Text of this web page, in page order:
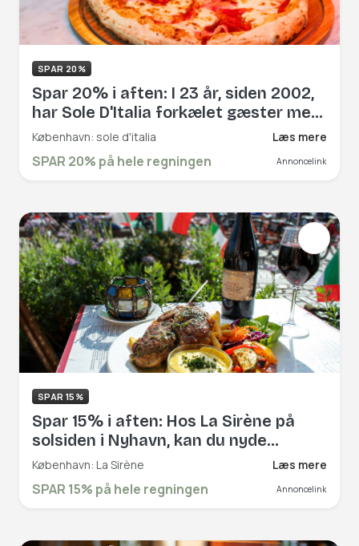
SPAR 20%
Spar 20% i aften: I 23 år, siden 2002,
har Sole D'Italia forkælet gæster med
klassiske italienske retter. Prøv f.eks.
deres pizzaer, hvor dejen har
fermenteret i 72 timer, inden den
hvor de friske ingredienser
importeres direkte fra Norditalien.
Book hér og få rabat på hele
regningen!
København: sole d'italia Læs mere
SPAR 20% på hele regningen Annoncelink
SPAR 15%
Spar 15% i aften: Hos La Sirène på
solsiden i Nyhavn, kan du nyde
italienske specialiteter med udsigt
over Københavns smukke kanaler.
Book hér og få rabat på hele
København: La Sirène Læs mere
SPAR 15% på hele regningen Annoncelink